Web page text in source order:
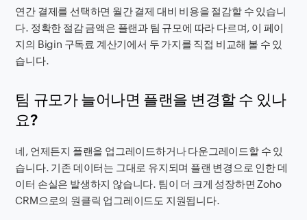
연간 결제를 선택하면 월간 결제 대비 비용을 절감할 수 있습니
다. 정확한 절감 금액은 플랜과 팀 규모에 따라 다르며, 이 페이
지의 Bigin 구독료 계산기에서 두 가지를 직접 비교해 볼 수 있
습니다.
팀 규모가 늘어나면 플랜을 변경할 수 있나
요?
네, 언제든지 플랜을 업그레이드하거나 다운그레이드할 수 있
습니다. 기존 데이터는 그대로 유지되며 플랜 변경으로 인한 데
이터 손실은 발생하지 않습니다. 팀이 더 크게 성장하면 Zoho
CRM으로의 원클릭 업그레이드도 지원됩니다.